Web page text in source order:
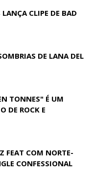
CLIPE DE BAD
DE LANA DEL
TONNES" É UM
DE ROCK E
FEAT COM NORTE-
CONFESSIONAL